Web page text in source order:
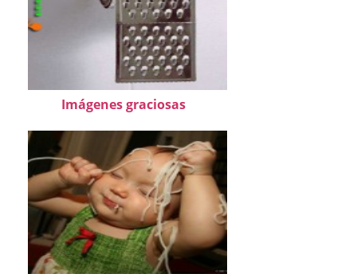
Imágenes graciosas